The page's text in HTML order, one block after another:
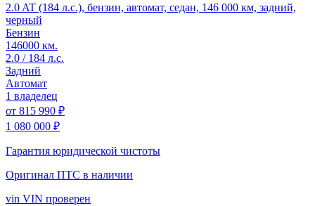
2.0 AT (184 л.с.), бензин, автомат, седан, 146 000 км, задний,
черный
Бензин
146000 км.
2.0 / 184 л.с.
Задний
Автомат
1 владелец
от 815 990 ₽
1 080 000 ₽
Гарантия юридической чистоты
Оригинал ПТС в наличии
vin VIN проверен